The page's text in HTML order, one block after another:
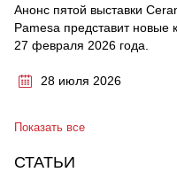
Анонс пятой выставки
Pamesa представит новые
27 февраля 2026 года.
28 июля 2026
Показать все
СТАТЬИ